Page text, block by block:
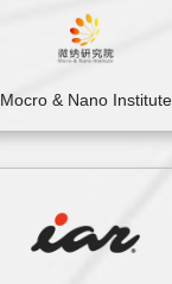
Mocro & Nano Institute